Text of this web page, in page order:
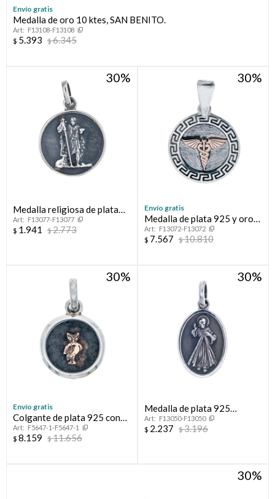
Envío gratis
Medalla de oro 10 ktes, SAN BENITO.
F13108-F13108
$ 5.393 $6.345
30
Medalla religiosa de plata
925, SAN JUAN BAUTISTA.
F13077-F13077
$ 1.941 $2.773
30
Envío gratis
Medalla de plata 925 y oro
10 ktes, MEDICINA.
F13072-F13072
$ 7.567 $10.810
30
Envío gratis
Colgante de plata 925 con
oro de 10 ktes DOCENTE
F5647-1-F5647-1
$ 8.159 $11.656
30
Medalla de plata 925
Religiosa
F13050-F13050
$ 2.237 $3.196
30
Compromiso